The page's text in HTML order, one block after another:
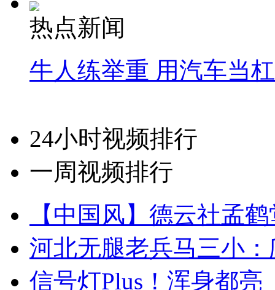
热点新闻
牛人练举重 用汽车当
24小时视频排行
一周视频排行
【中国风】德云社孟
河北无腿老兵马三小
信号灯Plus！浑身都亮